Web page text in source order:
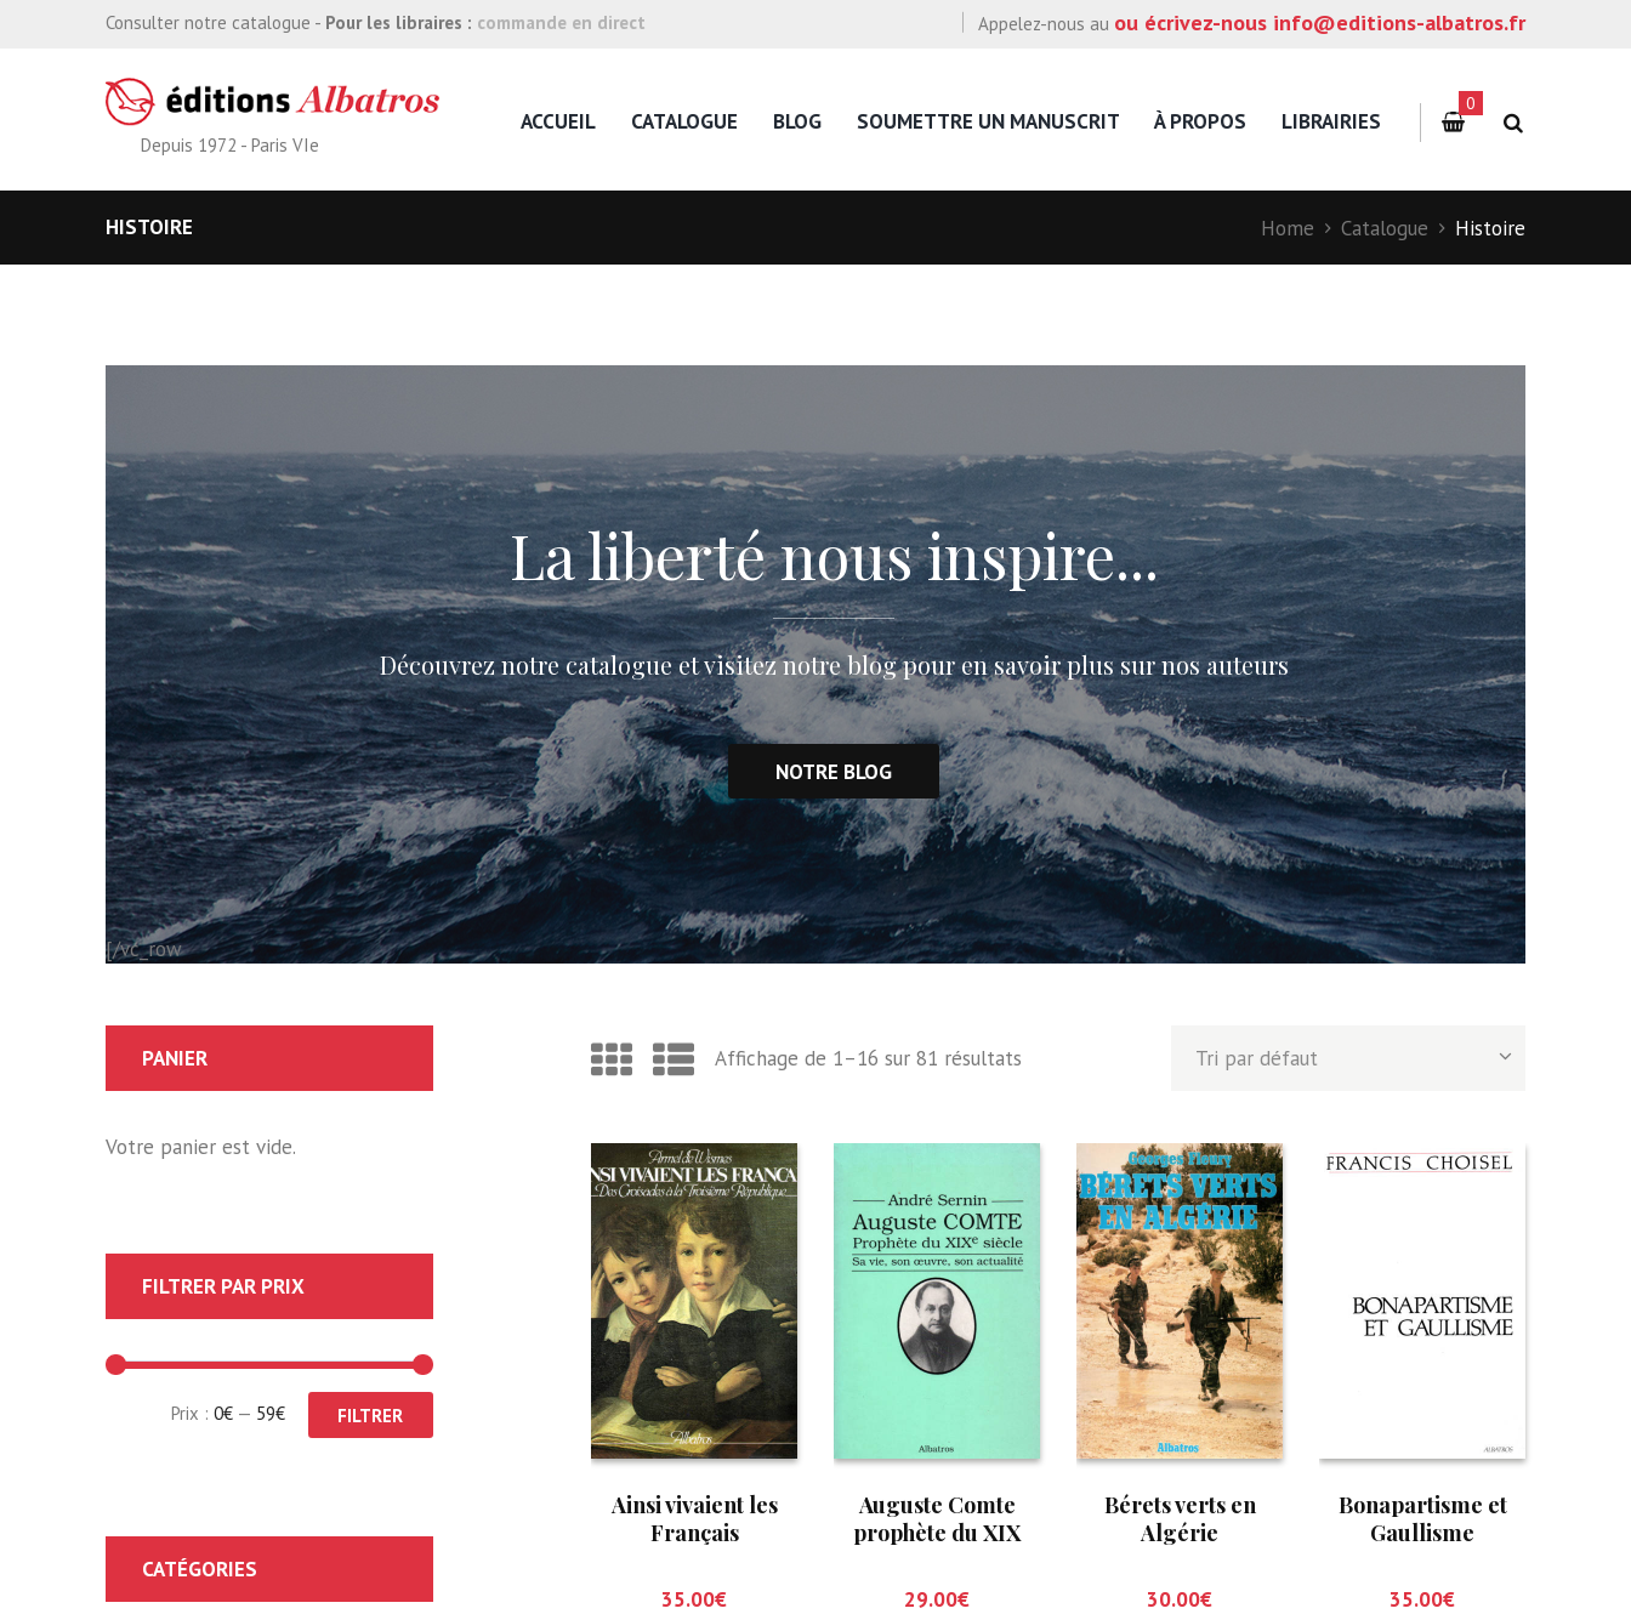
Consulter notre catalogue - Pour les libraires : commande en direct Appelez-nous au ou écrivez-nous info@editions-albatros.fr
Depuis 1972 - Paris VIe
ACCUEIL CATALOGUE BLOG SOUMETTRE UN MANUSCRIT À PROPOS LIBRAIRIES
0
HISTOIRE Home Catalogue Histoire
La liberté nous inspire...
Découvrez notre catalogue et visitez notre blog pour en savoir plus sur nos auteurs
NOTRE BLOG
[/vc_row
Affichage de 1–16 sur 81 résultats
Ainsi vivaient les
Français
35.00€
Auguste Comte
prophète du XIX
29.00€
Bérets verts en
Algérie
30.00€
Bonapartisme et
Gaullisme
35.00€
PANIER
Votre panier est vide.
FILTRER PAR PRIX
FILTRER
Prix :0€ — 59€
CATÉGORIES